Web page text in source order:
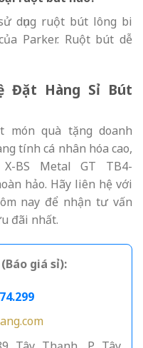
dụng ruột bút lông bi
Parker. Ruột bút dễ
Đặt Hàng Sỉ Bút
món quà tặng doanh
tính cá nhân hóa cao,
BS Metal GT TB4-
hảo. Hãy liên hệ với
nay để nhận tư vấn
đãi nhất.
(Báo giá sỉ):